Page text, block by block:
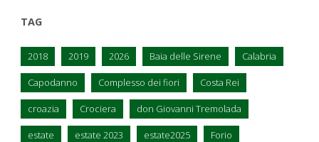
TAG
2018 2019 2026 Baia delle Sirene Calabria
Capodanno Complesso dei fiori Costa Rei
croazia Crociera don Giovanni Tremolada
estate estate 2023 estate2025 Forio